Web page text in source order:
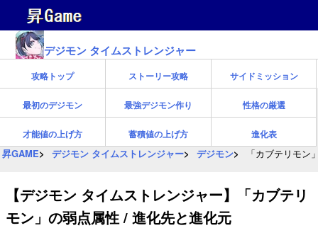
デジモン タイムストレンジャー
攻略トップ ストーリー攻略 サイドミッション
最初のデジモン 最強デジモン作り 性格の厳選
才能値の上げ方 蓄積値の上げ方 進化表
昇GAME デジモン タイムストレンジャー デジモン 「カブテリモ
【デジモン タイムストレンジャー】「カブテリ
モン」の弱点属性 / 進化先と進化元